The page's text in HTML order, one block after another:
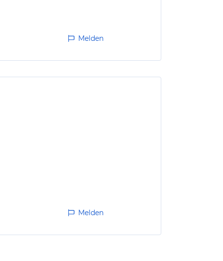
Melden
Melden